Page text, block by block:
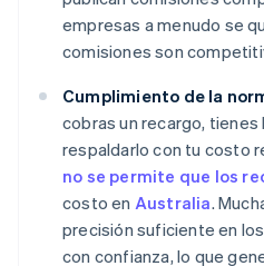
empresas a menudo se
comisiones son
Cumplimiento de la
cobras un recargo, tienes
respaldarlo con tu costo
no se permite que los
costo en Australia.
precisión suficiente en
con confianza, lo que